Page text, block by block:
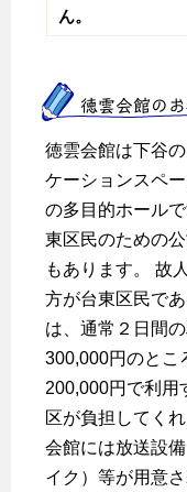
ん。
徳雲会館の
徳雲会館は下谷
ケーションスペ
の多目的ホール
東区民のための
もあります。 故
方が台東区民で
は、通常２日間
300,000円のとこ
200,000円で利用
区が負担してくれ
会館には放送設
イク）等が用意